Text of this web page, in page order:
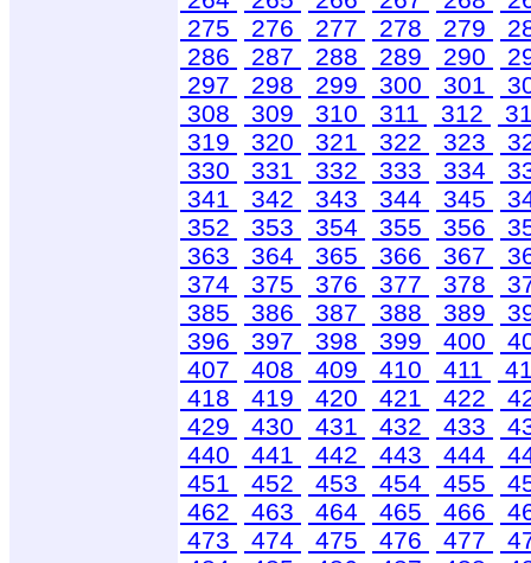
275
276 277 278 279
286
287 288 289 290
297
298 299 300 301
308
309 310 311 312
319
320 321 322 323
330
331 332 333 334
341
342 343 344 345
352
353 354 355 356
363
364 365 366 367
374
375 376 377 378
385
386 387 388 389
396
397 398 399 400
407
408 409 410 411
418
419 420 421 422
429
430 431 432 433
440
441 442 443 444
451
452 453 454 455
462
463 464 465 466
473
474 475 476 477